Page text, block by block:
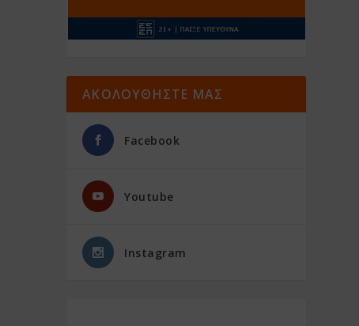
ΑΚΟΛΟΥΘΗΣΤΕ ΜΑΣ
Facebook
Youtube
Instagram